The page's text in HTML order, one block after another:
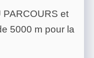
PARCOURS et
5000 m pour la